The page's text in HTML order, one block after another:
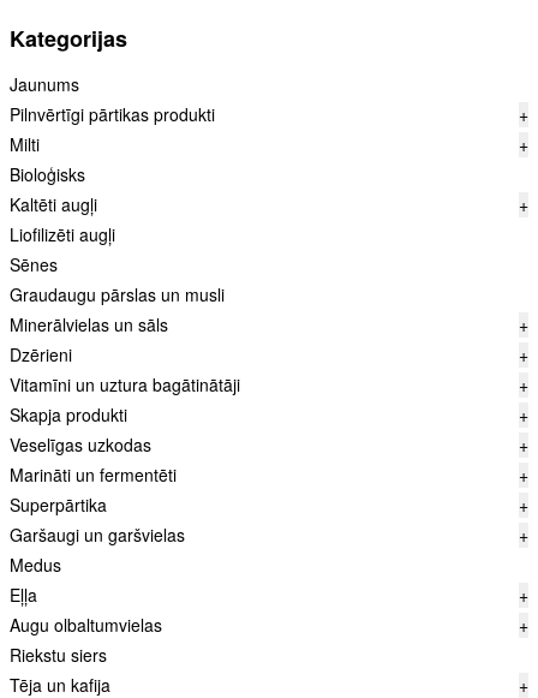
Kategorijas
Jaunums
Pilnvērtīgi pārtikas produkti
+
Milti
+
Bioloģisks
Kaltēti augļi
+
Liofilizēti augļi
Sēnes
Graudaugu pārslas un musli
Minerālvielas un sāls
+
Dzērieni
+
Vitamīni un uztura bagātinātāji
+
Skapja produkti
+
Veselīgas uzkodas
+
Marināti un fermentēti
+
Superpārtika
+
Garšaugi un garšvielas
+
Medus
Eļļa
+
Augu olbaltumvielas
+
Riekstu siers
Tēja un kafija
+